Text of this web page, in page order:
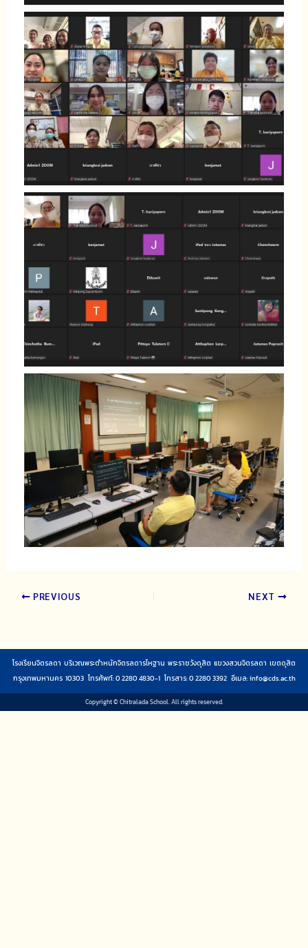
PREVIOUS NEXT
โรงเรียนจิตรลดา บริเวณพระตำหนักจิตรลดารโหฐาน พระราชวังดุสิต แขวงสวนจิตรลดา เขตดุสิต
กรุงเทพมหานคร 10303 โทรศัพท์: 0 2280 4830-1 โทรสาร: 0 2280 3392 อีเมล:info@cds.ac.th
Copyright © Chitralada School. All rights reserved.